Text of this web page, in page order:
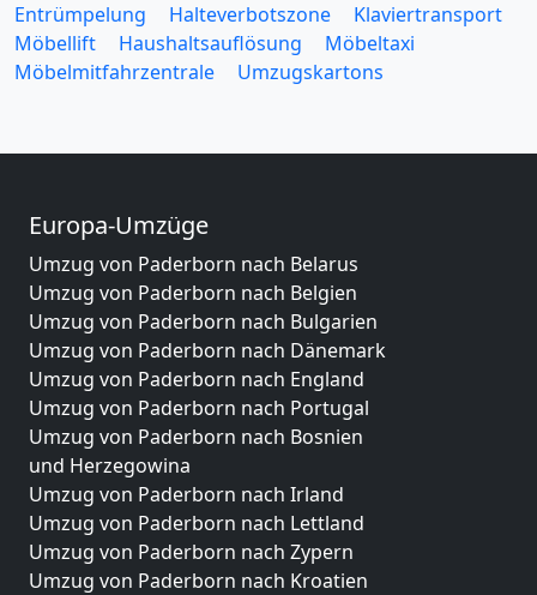
Entrümpelung
Halteverbotszone
Klaviertransport
Möbellift
Haushaltsauflösung
Möbeltaxi
Möbelmitfahrzentrale
Umzugskartons
Europa-Umzüge
Umzug von Paderborn nach Belarus
Umzug von Paderborn nach Belgien
Umzug von Paderborn nach Bulgarien
Umzug von Paderborn nach Dänemark
Umzug von Paderborn nach England
Umzug von Paderborn nach Portugal
Umzug von Paderborn nach Bosnien
und Herzegowina
Umzug von Paderborn nach Irland
Umzug von Paderborn nach Lettland
Umzug von Paderborn nach Zypern
Umzug von Paderborn nach Kroatien